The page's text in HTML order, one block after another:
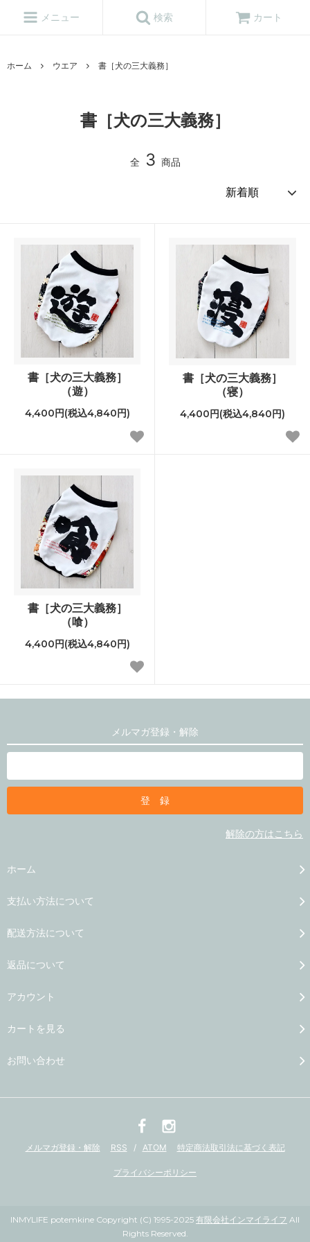
メニュー 検索 カート
ホーム ウエア 書［犬の三大義務］
書［犬の三大義務］
全 3 商品
書［犬の三大義務］
（遊）
4,400円(税込4,840円)
書［犬の三大義務］
（寝）
4,400円(税込4,840円)
書［犬の三大義務］
（喰）
4,400円(税込4,840円)
メルマガ登録・解除
解除の方はこちら
ホーム
支払い方法について
配送方法について
返品について
アカウント
カートを見る
お問い合わせ
メルマガ登録・解除 RSS / ATOM 特定商法取引法に基づく表記
プライバシーポリシー
INMYLIFE potemkine Copyright (C) 1995-2025 有限会社インマイライフ All
Rights Reserved.